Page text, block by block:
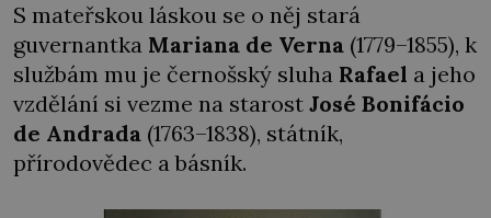
S mateřskou láskou se o něj stará
guvernantka Mariana de Verna (1779–1855), k
službám mu je černošský sluha Rafael a jeho
vzdělání si vezme na starost José Bonifácio
de Andrada (1763–1838), státník,
přírodovědec a básník.